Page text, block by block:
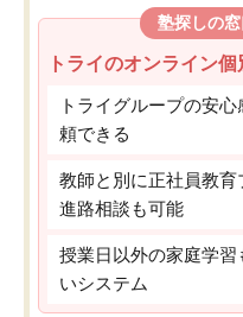
塾探しの
トライのオンライン
トライグループの安
頼できる
教師と別に正社員教育
進路相談も可能
授業日以外の家庭学
いシステム